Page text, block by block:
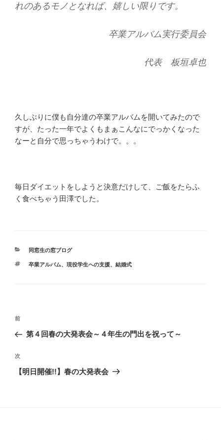
れのあるモノとなれば、嬉しい限りです。
卒業アルバム実行委員会
代表 板垣卓也
久しぶりに僕も自分達の卒業アルバムを開いてみたので
すが、たった一年でよくもまぁこんなにでっかくなった
なーと自分で思っちゃうわけで。。。
毎日ダイエットをしようと決意だけして、ご飯をたらふ
く食べちゃう田澤でした。
カ
ゴ
同窓生の窓ブログ
タ
卒業アルバム、 現役学生への支援、 結婚式
投
ナ
ビ
ゲ
前
の
稿
前
第４回春の大発表会～４年生の門出を祝って～
次
の
次
【明日開催!!】春の大発表会